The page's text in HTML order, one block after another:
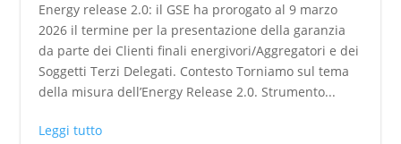
Energy release 2.0: il GSE ha prorogato al 9 marzo
2026 il termine per la presentazione della garanzia
da parte dei Clienti finali energivori/Aggregatori e dei
Soggetti Terzi Delegati. Contesto Torniamo sul tema
della misura dell’Energy Release 2.0. Strumento...
Leggi tutto